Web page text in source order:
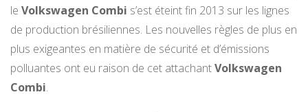
le Volkswagen Combi s’est éteint fin 2013 sur les lignes
de production brésiliennes. Les nouvelles règles de plus en
plus exigeantes en matière de sécurité et d’émissions
polluantes ont eu raison de cet attachantVolkswagen
Combi.